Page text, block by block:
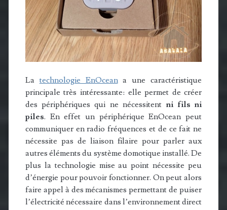
La technologie EnOceana une caractéristique
principale très intéressante: elle permet de créer
des périphériques qui ne nécessitent ni fils ni
piles. En effet un périphérique EnOcean peut
communiquer en radio fréquences et de ce fait ne
nécessite pas de liaison filaire pour parler aux
autres éléments du système domotique installé. De
plus la technologie mise au point nécessite peu
d’énergie pour pouvoir fonctionner. On peut alors
faire appel à des mécanismes permettant de puiser
l’électricité nécessaire dans l’environnement direct